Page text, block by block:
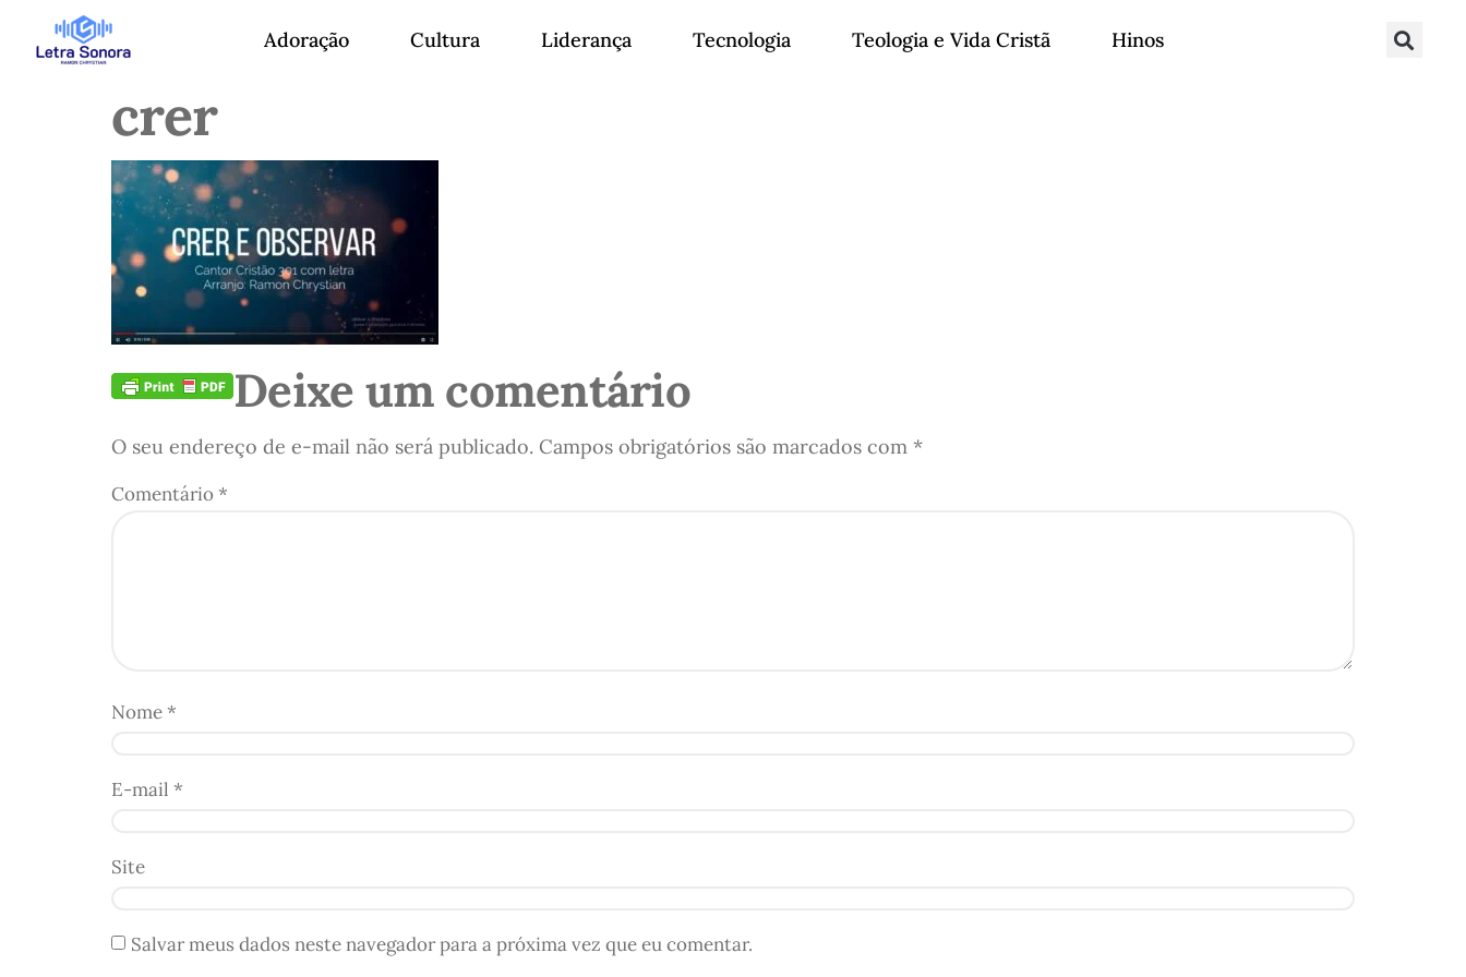
Adoração Cultura Liderança Tecnologia Teologia e Vida Cristã Hinos
crer
Deixe um comentário
O seu endereço de e-mail não será publicado. Campos obrigatórios são marcados com *
Comentário*
Nome*
E-mail *
Site
Salvar meus dados neste navegador para a próxima vez que eu comentar.